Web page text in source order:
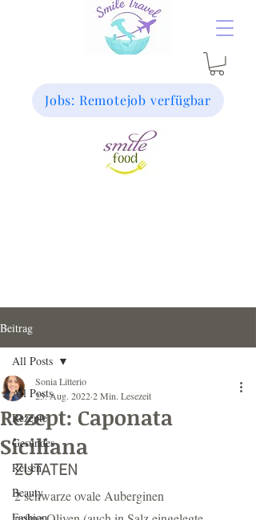
Jobs: Remotejob verfügbar
Beitrag
All Posts
Rezepte
Gesundes
Reisen
Beauty
All Posts
Rezept: Caponata
Siciliana
Sonia Litterio
25. Aug. 20222 Min. Lesezeit
ZUTATEN
2 schwarze ovale Auberginen